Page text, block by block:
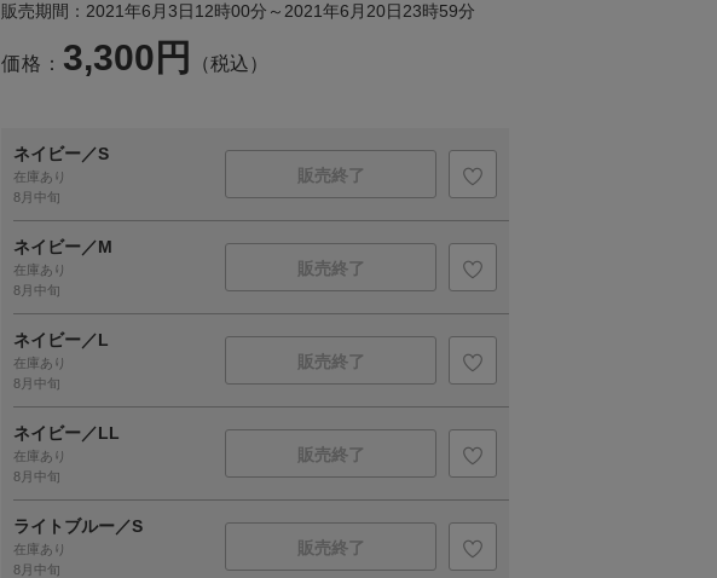
販売期間：2021年6月3日12時00分～2021年6月20日23時59分
価格： 3,300円 （税込）
ネイビー／S
在庫あり
8月中旬
販売終了
ネイビー／M
在庫あり
8月中旬
販売終了
ネイビー／L
在庫あり
8月中旬
販売終了
ネイビー／LL
在庫あり
8月中旬
販売終了
ライトブルー／S
在庫あり
8月中旬
販売終了